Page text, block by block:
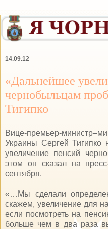
14.09.12
«Дальнейшее
чернобыльцам
Тигипко
Вице-премьер-
Украины Сергей Тигипко
увеличение пенсий
этом он сказал на
сентября.
«…Мы сделали
скажем, увеличение для
если посмотреть на
больше чем в два раза